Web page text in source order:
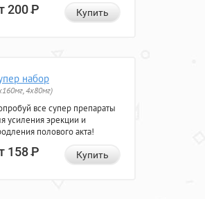
200Р Купить
набор
4х80мг)
все супер препараты
усиления эрекции и
полового акта!
158Р Купить